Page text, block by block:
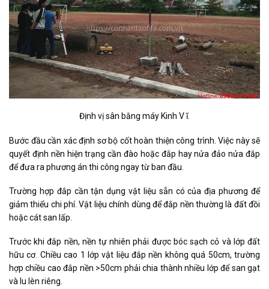
Định vị sân bằng máy Kinh V ĩ.
Bước đầu cần xác định sơ bộ cốt hoàn thiện công trình. Việc này sẽ
quyết định nền hiện trạng cần đào hoặc đắp hay nửa đảo nửa đắp
để đưa ra phương án thi công ngay từ ban đầu.
Trường hợp đắp cần tận dụng vật liệu sẵn có của địa phương để
giảm thiểu chi phí. Vật liệu chính dùng để đắp nền thường là đất đồi
hoặc cát san lấp.
Trước khi đắp nền, nền tự nhiên phải được bóc sạch cỏ và lớp đất
hữu cơ. Chiều cao 1 lớp vật liệu đắp nền không quá 50cm, trường
hợp chiều cao đắp nền >50cm phải chia thành nhiều lớp để san gạt
và lu lèn riêng.